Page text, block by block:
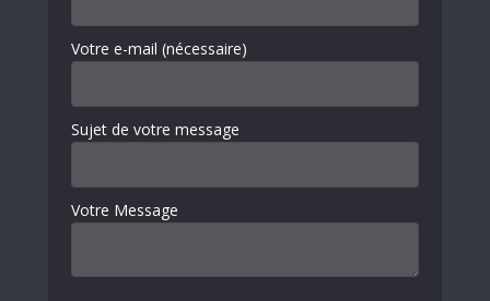
Votre e-mail (nécessaire)
Sujet de votre message
Votre Message